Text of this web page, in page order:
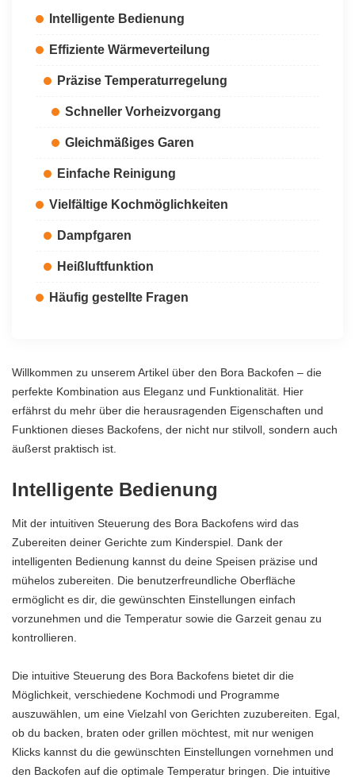
Intelligente Bedienung
Effiziente Wärmeverteilung
Präzise Temperaturregelung
Schneller Vorheizvorgang
Gleichmäßiges Garen
Einfache Reinigung
Vielfältige Kochmöglichkeiten
Dampfgaren
Heißluftfunktion
Häufig gestellte Fragen
Willkommen zu unserem Artikel über den Bora Backofen – die
perfekte Kombination aus Eleganz und Funktionalität. Hier
erfährst du mehr über die herausragenden Eigenschaften und
Funktionen dieses Backofens, der nicht nur stilvoll, sondern auch
äußerst praktisch ist.
Intelligente Bedienung
Mit der intuitiven Steuerung des Bora Backofens wird das
Zubereiten deiner Gerichte zum Kinderspiel. Dank der
intelligenten Bedienung kannst du deine Speisen präzise und
mühelos zubereiten. Die benutzerfreundliche Oberfläche
ermöglicht es dir, die gewünschten Einstellungen einfach
vorzunehmen und die Temperatur sowie die Garzeit genau zu
kontrollieren.
Die intuitive Steuerung des Bora Backofens bietet dir die
Möglichkeit, verschiedene Kochmodi und Programme
auszuwählen, um eine Vielzahl von Gerichten zuzubereiten. Egal,
ob du backen, braten oder grillen möchtest, mit nur wenigen
Klicks kannst du die gewünschten Einstellungen vornehmen und
den Backofen auf die optimale Temperatur bringen. Die intuitive